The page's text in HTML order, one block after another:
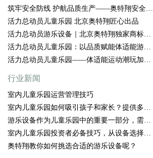
筑牢安全防线 护航品质生产——奥特翔安全生
产大会顺利召开
活力总动员儿童乐园 北京奥特翔匠心出品
活力总动员游乐设备｜北京奥特翔独家商标坐
镇，拿捏游乐圈流量密码
活力总动员儿童乐园：以品质赋能体适能游乐
新升级
活力总动员儿童乐园——体适能运动潮玩加盟
行业新闻
室内儿童乐园运营管理技巧
室内儿童乐园如何吸引孩子和家长？提供多样
化设施是关键！
游乐设备作为儿童乐园中的重要一部分，需要
具备哪些特点才能吸引孩子的注意力呢？
室内儿童乐园投资者必备技巧，从设备选择到
空间布局，样样精通！
奥特翔教你如何挑选合适的游乐设备呢？